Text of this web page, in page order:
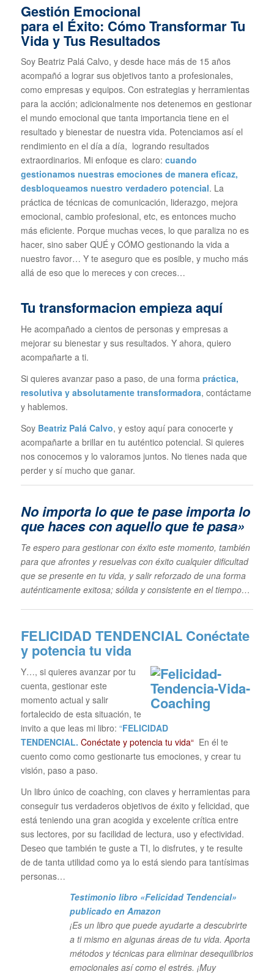
Gestión Emocional
para el Éxito: Cómo Transformar Tu
Vida y Tus Resultados
Soy Beatriz Palá Calvo, y desde hace más de 15 años
acompañó a lograr sus objetivos tanto a profesionales,
como empresas y equipos. Con estrategias y herramientas
para la acción; adicionalmente nos detenemos en gestionar
el mundo emocional que tanta importancia tiene en el
resultado y bienestar de nuestra vida. Potenciamos así el
rendimiento en el día a día, logrando resultados
extraordinarios. Mi enfoque es claro: cuando
gestionamos nuestras emociones de manera eficaz,
desbloqueamos nuestro verdadero potencial. La
práctica de técnicas de comunicación, liderazgo, mejora
emocional, cambio profesional, etc, es entonces mucho
más eficiente. Porque muchas veces, lo que paraliza no es
hacer, sino saber QUÉ y CÓMO gestionando la vida a
nuestro favor… Y te aseguro que es posible, y mucho más
allá de eso que lo mereces y con creces…
Tu transformacion empieza aquí
He acompañado a cientos de personas y empresas a
mejorar su bienestar y sus resultados. Y ahora, quiero
acompañarte a ti.
Si quieres avanzar paso a paso, de una forma práctica,
resolutiva y absolutamente transformadora, contáctame
y hablemos.
Soy Beatriz Palá Calvo, y estoy aquí para conocerte y
acompañarte a brillar en tu auténtico potencial. Si quieres
nos conocemos y lo valoramos juntos. No tienes nada que
perder y sí mucho que ganar.
No importa lo que te pase importa lo
que haces con aquello que te pasa»
Te espero para gestionar con éxito este momento, también
para que afrontes y resuelvas con éxito cualquier dificultad
que se presente en tu vida, y salir reforzado de una forma
auténticamente exitosa; sólida y consistente en el tiempo…
FELICIDAD TENDENCIAL Conéctate
y potencia tu vida
Y…, si quieres avanzar por tu
cuenta, gestionar este
momento actual y salir
fortalecido de esta situación, te
invito a que leas mi libro: “FELICIDAD
TENDENCIAL. Conéctate y potencia tu vida“ En él te
cuento como como gestionarte tus emociones, y crear tu
visión, paso a paso.
Un libro único de coaching, con claves y herramientas para
conseguir tus verdaderos objetivos de éxito y felicidad, que
está teniendo una gran acogida y excelente crítica entre
sus lectores, por su facilidad de lectura, uso y efectividad.
Deseo que también te guste a TI, lo disfrutes, y te resulte
de de tanta utilidad como ya lo está siendo para tantísimas
personas…
Testimonio libro «Felicidad Tendencial»
publicado en Amazon
¡Es un libro que puede ayudarte a descubrirte
a ti mismo en algunas áreas de tu vida. Aporta
métodos y técnicas para eliminar desequilibrios
emocionales así como el estrés. ¡Muy